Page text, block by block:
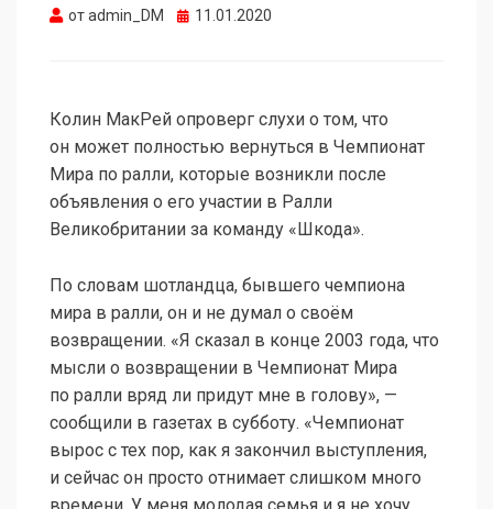
отadmin_DM Опубликовано
11.01.2020
Колин МакРей опроверг слухи о том, что
он может полностью вернуться в Чемпионат
Мира по ралли, которые возникли после
объявления о его участии в Ралли
Великобритании за команду «Шкода».
По словам шотландца, бывшего чемпиона
мира в ралли, он и не думал о своём
возвращении. «Я сказал в конце 2003 года, что
мысли о возвращении в Чемпионат Мира
по ралли вряд ли придут мне в голову», —
сообщили в газетах в субботу. «Чемпионат
вырос с тех пор, как я закончил выступления,
и сейчас он просто отнимает слишком много